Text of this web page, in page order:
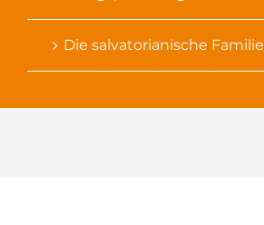
Die salvatorianische Familie